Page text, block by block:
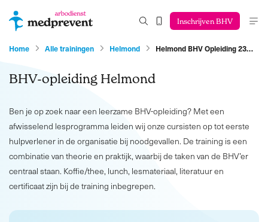
Inschrijven BHV
Home Alle trainingen Helmond Helmond BHV Opleiding 23…
BHV-opleiding Helmond
Ben je op zoek naar een leerzame BHV-opleiding? Met een
afwisselend lesprogramma leiden wij onze cursisten op tot eerste
hulpverlener in de organisatie bij noodgevallen. De training is een
combinatie van theorie en praktijk, waarbij de taken van de BHV’er
centraal staan. Koffie/thee, lunch, lesmateriaal, literatuur en
certificaat zijn bij de training inbegrepen.